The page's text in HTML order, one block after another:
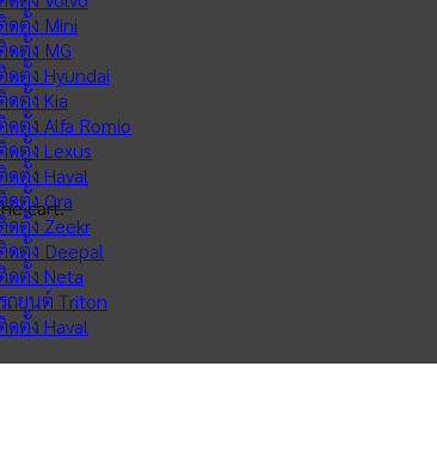
cart.
ดตั้ง Mini
ดตั้ง MG
ดตั้ง Hyundai
ดตั้ง Kia
ดตั้ง Alfa Romio
ดตั้ง Lexus
ตั้ง Haval
ดตั้ง Ora
ดตั้ง Zeekr
ดตั้ง Deepal
ดตั้ง Neta
ถยนต์ Triton
ตั้ง Haval